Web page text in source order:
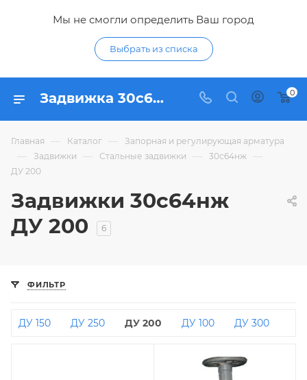
Мы не смогли определить Ваш город
Выбрать из списка
Задвижка 30с64нж ДУ 200 - купить задвижку стальную клиновую 30с64нж ДУ200 (DN200) по низким ценам в интернет-магазине Гидропромтехника в Курске 0
Главная — Каталог — Запорная и регулирующая арматура
— Задвижки — Стальные задвижки — 30с64нж —
ДУ 200
Задвижки 30с64нж
ДУ 200
6
ФИЛЬТР
ДУ 150 ДУ 250 ДУ 200 ДУ 100 ДУ 300